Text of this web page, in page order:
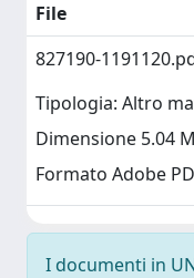
File
827190-
Tipologia: Altro
Dimensione 5.04
Formato Adobe
I documenti in